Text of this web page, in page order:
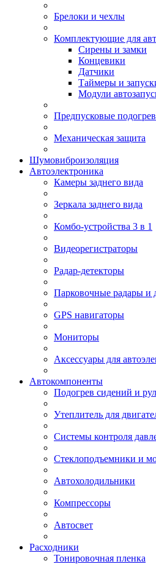
Брелоки и чехлы
Комплектующие для
Сирены и замки
Концевики
Датчики
Таймеры и
Модули
Предпусковые
Механическая защита
Шумовиброизоляция
Автоэлектроника
Камеры заднего вида
Зеркала заднего вида
Комбо-устройства 3 в 1
Видеорегистраторы
Радар-детекторы
Парковочные радары и
GPS навигаторы
Мониторы
Аксессуары для
Автокомпоненты
Подогрев сидений и
Утеплитель для
Системы контроля
Стеклоподъемники и
Автохолодильники
Компрессоры
Автосвет
Расходники
Тонировочная пленка